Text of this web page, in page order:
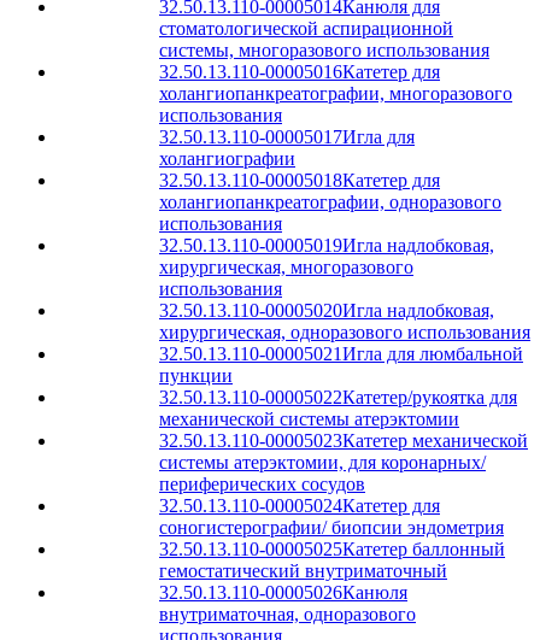
32.50.13.110-00005014Канюля для
стоматологической аспирационной
системы, многоразового использования
32.50.13.110-00005016Катетер для
холангиопанкреатографии, многоразового
использования
32.50.13.110-00005017Игла для
холангиографии
32.50.13.110-00005018Катетер для
холангиопанкреатографии, одноразового
использования
32.50.13.110-00005019Игла надлобковая,
хирургическая, многоразового
использования
32.50.13.110-00005020Игла надлобковая,
хирургическая, одноразового использования
32.50.13.110-00005021Игла для люмбальной
пункции
32.50.13.110-00005022Катетер/рукоятка для
механической системы атерэктомии
32.50.13.110-00005023Катетер механической
системы атерэктомии, для коронарных/
периферических сосудов
32.50.13.110-00005024Катетер для
соногистерографии/ биопсии эндометрия
32.50.13.110-00005025Катетер баллонный
гемостатический внутриматочный
32.50.13.110-00005026Канюля
внутриматочная, одноразового
использования